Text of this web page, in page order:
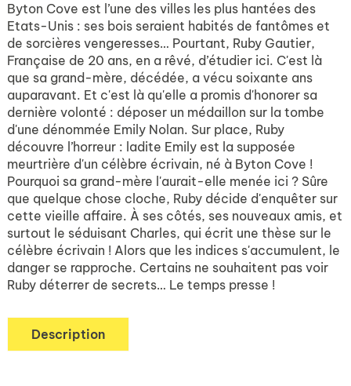
Byton Cove est l’une des villes les plus hantées des
Etats-Unis : ses bois seraient habités de fantômes et
de sorcières vengeresses… Pourtant, Ruby Gautier,
Française de 20 ans, en a rêvé, d’étudier ici. C'est là
que sa grand-mère, décédée, a vécu soixante ans
auparavant. Et c'est là qu'elle a promis d'honorer sa
dernière volonté : déposer un médaillon sur la tombe
d'une dénommée Emily Nolan. Sur place, Ruby
découvre l’horreur : ladite Emily est la supposée
meurtrière d'un célèbre écrivain, né à Byton Cove !
Pourquoi sa grand-mère l'aurait-elle menée ici ? Sûre
que quelque chose cloche, Ruby décide d'enquêter sur
cette vieille affaire. À ses côtés, ses nouveaux amis, et
surtout le séduisant Charles, qui écrit une thèse sur le
célèbre écrivain ! Alors que les indices s'accumulent, le
danger se rapproche. Certains ne souhaitent pas voir
Ruby déterrer de secrets… Le temps presse !
Description